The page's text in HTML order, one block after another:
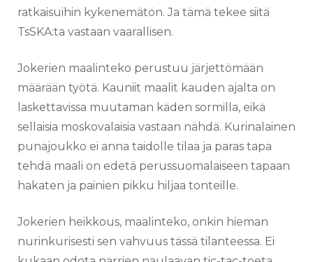
ratkaisuihin kykenemätön. Ja tämä tekee siitä
TsSKA:ta vastaan vaarallisen.
Jokerien maalinteko perustuu järjettömään
määrään työtä. Kauniit maalit kauden ajalta on
laskettavissa muutaman käden sormilla, eikä
sellaisia moskovalaisia vastaan nähdä. Kurinalainen
punajoukko ei anna taidolle tilaa ja paras tapa
tehdä maali on edetä perussuomalaiseen tapaan
hakaten ja painien pikku hiljaa tonteille.
Jokerien heikkous, maalinteko, onkin hieman
nurinkurisesti sen vahvuus tässä tilanteessa. Ei